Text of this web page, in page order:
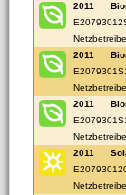
2011
2011
2011
2011